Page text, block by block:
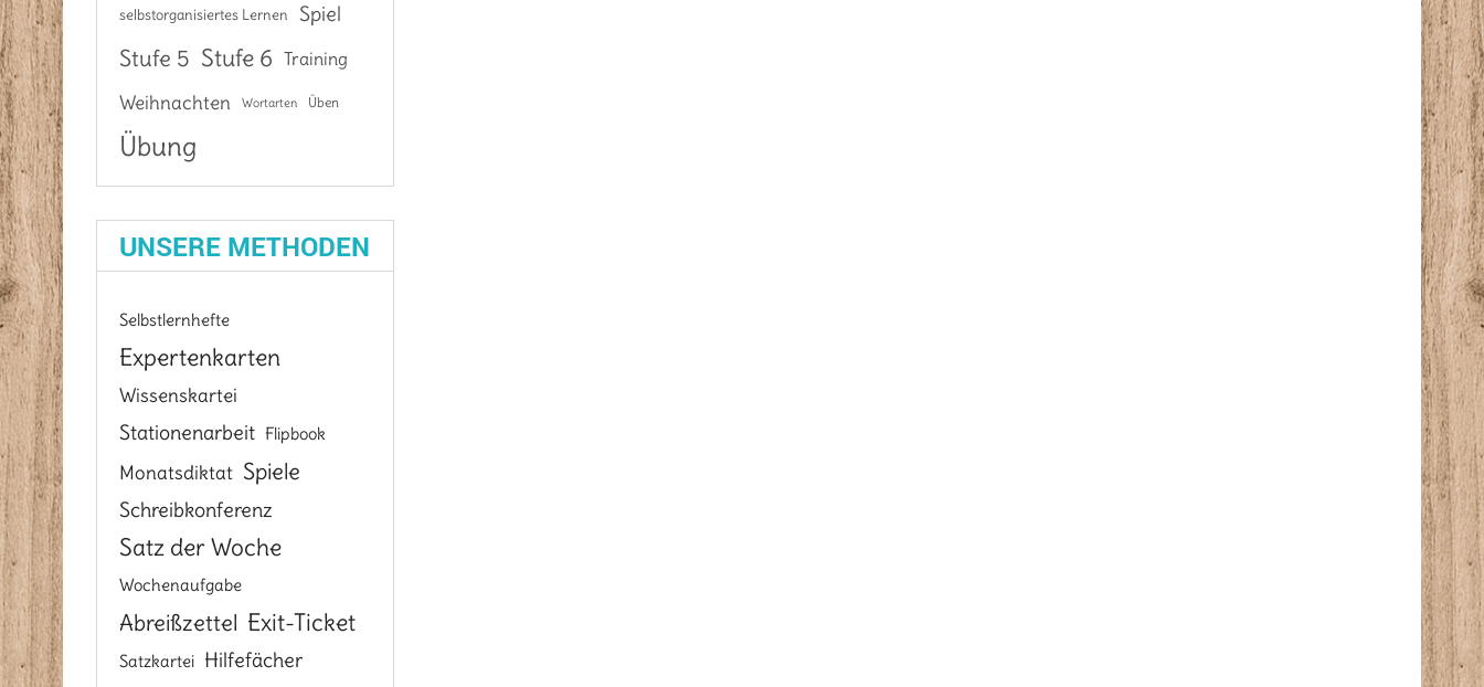
selbstorganisiertes Lernen Spiel
Stufe 5 Stufe 6 Training
Weihnachten Wortarten Üben
Übung
UNSERE METHODEN
Selbstlernhefte
Expertenkarten
Wissenskartei
Stationenarbeit Flipbook
Monatsdiktat Spiele
Schreibkonferenz
Satz der Woche
Wochenaufgabe
Abreißzettel Exit-Ticket
Satzkartei Hilfefächer